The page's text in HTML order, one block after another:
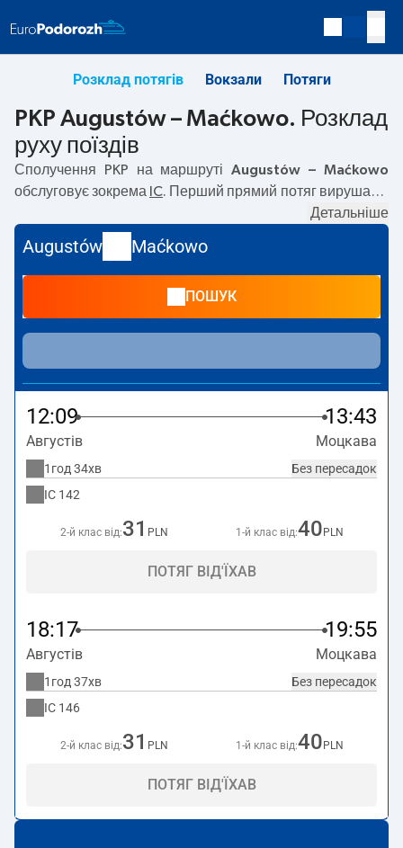
Розклад потягів Вокзали Потяги
PKP Augustów – Maćkowo. Розклад
руху поїздів
Сполучення PKP на маршруті Augustów – Maćkowo
обслуговує зокрема IC
. Перший прямий потяг вирушає о
Maćkowo вирушає о 18:17. Найшвидший маршрут
пропонує потяг без пересадок
потягом триває01:34 . На маршрутіAugustów–
курсують також інші потяги:
нижчу ціну квитка і зазвичай довший час подорожі.
Потяг завершує маршрут на станції Maćkowo.
Детальніше
Augustów Maćkowo
ПОШУК
12:09 13:43
Августів Моцкава
Без пересадок
1год 34хв
IC 142
2-й клас від:31 PLN 1-й клас від:40 PLN
ПОТЯГ ВІД'ЇХАВ
18:17 19:55
Августів Моцкава
Без пересадок
1год 37хв
IC 146
2-й клас від:31 PLN 1-й клас від:40 PLN
ПОТЯГ ВІД'ЇХАВ